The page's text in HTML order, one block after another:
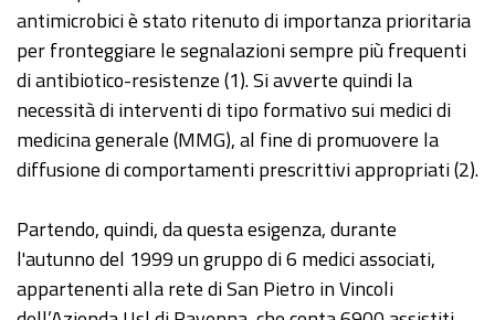
antimicrobici è stato ritenuto di importanza prioritaria
per fronteggiare le segnalazioni sempre più frequenti
di antibiotico-resistenze (1). Si avverte quindi la
necessità di interventi di tipo formativo sui medici di
medicina generale (MMG), al fine di promuovere la
diffusione di comportamenti prescrittivi appropriati (2).
Partendo, quindi, da questa esigenza, durante
l'autunno del 1999 un gruppo di 6 medici associati,
appartenenti alla rete di San Pietro in Vincoli